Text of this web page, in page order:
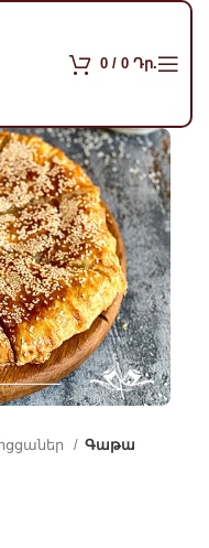
0 / 0 Դր.
Գաթա